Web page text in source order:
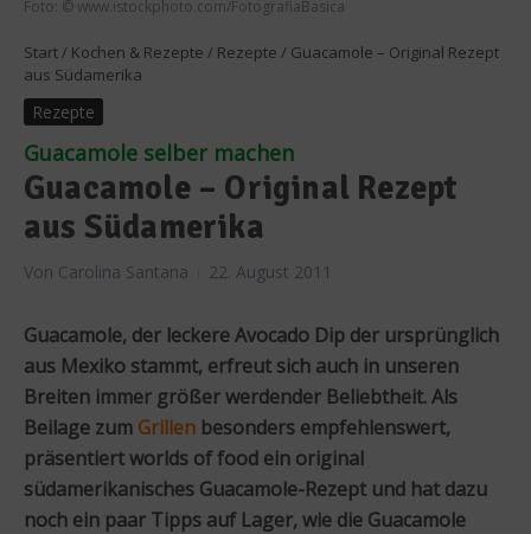
Foto: © www.istockphoto.com/FotografiaBasica
Start / Kochen & Rezepte / Rezepte / Guacamole – Original Rezept
aus Südamerika
Rezepte
Guacamole selber machen
Guacamole – Original Rezept
aus Südamerika
Von Carolina Santana 22. August 2011
Guacamole, der leckere Avocado Dip der ursprünglich
aus Mexiko stammt, erfreut sich auch in unseren
Breiten immer größer werdender Beliebtheit. Als
Beilage zum Grillen besonders empfehlenswert,
präsentiert worlds of food ein original
südamerikanisches Guacamole-Rezept und hat dazu
noch ein paar Tipps auf Lager, wie die Guacamole